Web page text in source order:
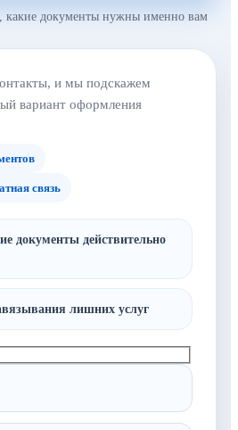
какие документы нужны именно вам
и мы подскажем
вариант оформления
связь
документы действительно
лишних услуг